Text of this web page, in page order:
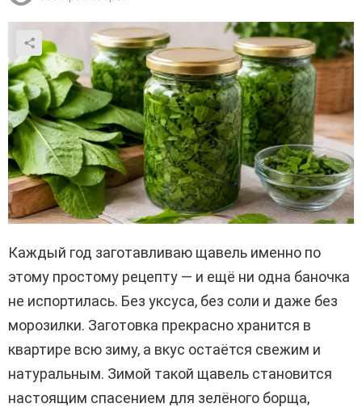
Каждый год заготавливаю щавель именно по
этому простому рецепту — и ещё ни одна баночка
не испортилась. Без уксуса, без соли и даже без
морозилки. Заготовка прекрасно хранится в
квартире всю зиму, а вкус остаётся свежим и
натуральным. Зимой такой щавель становится
настоящим спасением для зелёного борща,